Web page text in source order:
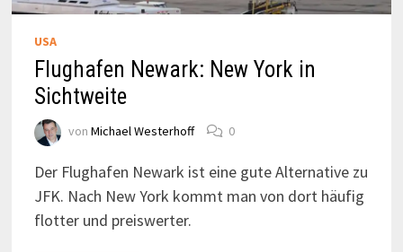
USA
Flughafen Newark: New York in
Sichtweite
von Michael Westerhoff 0
Der Flughafen Newark ist eine gute Alternative zu
JFK. Nach New York kommt man von dort häufig
flotter und preiswerter.